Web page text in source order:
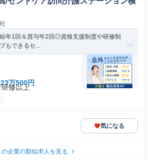
年1回＆賞与年2回◎資格支援制度や研修制
もできるセ...
万500円
修以上
気になる
の企業の類似求人を見る